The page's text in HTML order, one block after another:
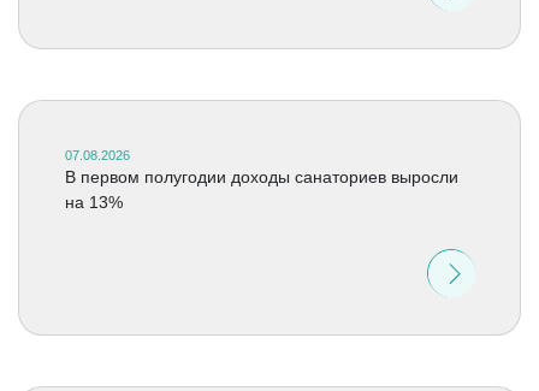
07.08.2026
В первом полугодии доходы санаториев выросли
на 13%